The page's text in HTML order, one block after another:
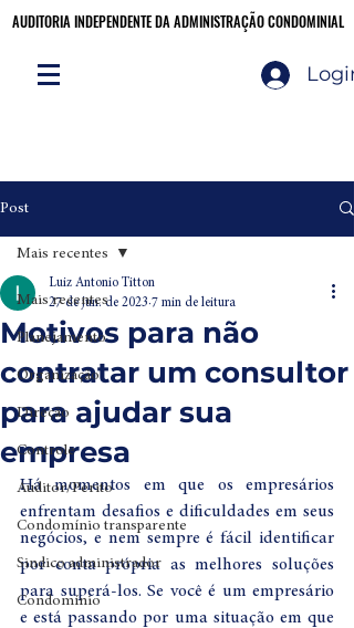
AUDITORIA INDEPENDENTE DA ADMINISTRAÇÃO CONDOMINIAL
AUDITORIA INDEPENDENTE DA ADMINISTRAÇÃO CONDOMINIAL
Login
Post
Mais recentes
Planejamento
Organização
Direção
Controle
Auditor/Perito
Condomínio transparente
Sindico administrador
Condomínio
Mais recentes
Motivos para não
contratar um consultor
para ajudar sua
empresa
Luiz Antonio Titton
27 de jun. de 2023 7 min de leitura
Há momentos em que os empresários
enfrentam desafios e dificuldades em seus
negócios, e nem sempre é fácil identificar
por conta própria as melhores soluções
para superá-los. Se você é um empresário
e está passando por uma situação em que